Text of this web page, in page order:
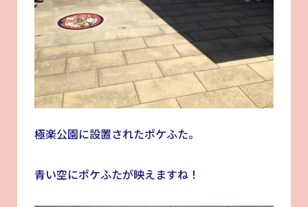
極楽公園に設置されたポケふた。
青い空にポケふたが映えますね！